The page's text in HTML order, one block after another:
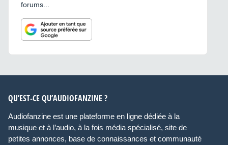
forums...
QU’EST-CE QU’AUDIOFANZINE ?
Audiofanzine est une plateforme en ligne dédiée à la
musique et à l’audio, à la fois média spécialisé, site de
petites annonces, base de connaissances et communauté